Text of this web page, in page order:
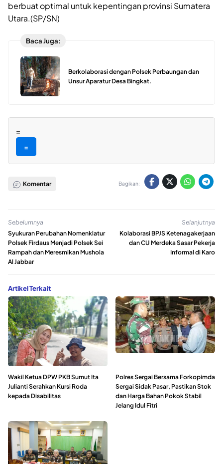
berbuat optimal untuk kepentingan provinsi Sumatera
Utara.(SP/SN)
Baca Juga:
Berkolaborasi dengan Polsek Perbaungan dan
Unsur Aparatur Desa Bingkat.
=
=
Komentar Bagikan:
Sebelumnya
Syukuran Perubahan Nomenklatur
Polsek Firdaus Menjadi Polsek Sei
Rampah dan Meresmikan Mushola
Al Jabbar
Selanjutnya
Kolaborasi BPJS Ketenagakerjaan
dan CU Merdeka Sasar Pekerja
Informal di Karo
Artikel Terkait
Wakil Ketua DPW PKB Sumut Ita
Julianti Serahkan Kursi Roda
kepada Disabilitas
Polres Sergai Bersama Forkopimda
Sergai Sidak Pasar, Pastikan Stok
dan Harga Bahan Pokok Stabil
Jelang Idul Fitri